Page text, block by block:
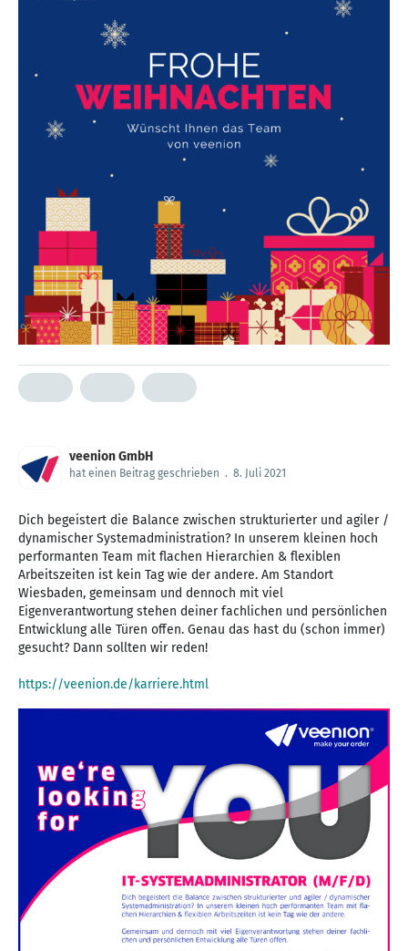
veenion GmbH
hat einen Beitrag geschrieben . 8. Juli 2021
Dich begeistert die Balance zwischen strukturierter und agiler /
dynamischer Systemadministration? In unserem kleinen hoch
performanten Team mit flachen Hierarchien & flexiblen
Arbeitszeiten ist kein Tag wie der andere. Am Standort
Wiesbaden, gemeinsam und dennoch mit viel
Eigenverantwortung stehen deiner fachlichen und persönlichen
Entwicklung alle Türen offen. Genau das hast du (schon immer)
gesucht? Dann sollten wir reden!
https://veenion.de/karriere.html